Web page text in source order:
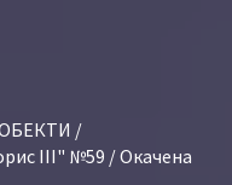
/
III" №59 / Окачена